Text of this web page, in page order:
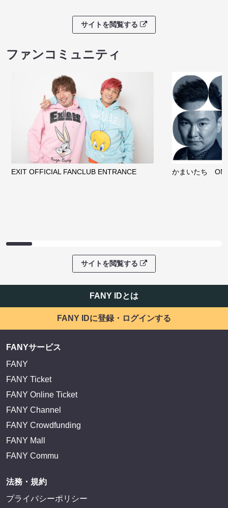
サイトを閲覧する
ファンコミュニティ
EXIT OFFICIAL FANCLUB ENTRANCE かまいたち
サイトを閲覧する
FANY IDとは
FANY IDに登録・ログインする
FANYサービス
FANY
FANY Ticket
FANY Online Ticket
FANY Channel
FANY Crowdfunding
FANY Mall
FANY Commu
法務・規約
プライバシーポリシー